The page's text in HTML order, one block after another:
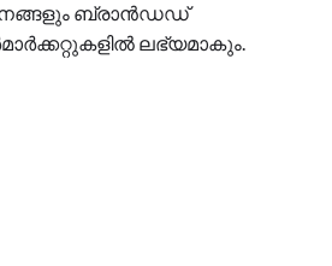
ബ്രാൻഡഡ്
ലഭ്യമാകും.